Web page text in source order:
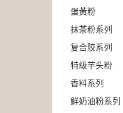
蛋黃粉
抹茶粉系列
复合胶系列
特级芋头粉
香料系列
鲜奶油粉系列